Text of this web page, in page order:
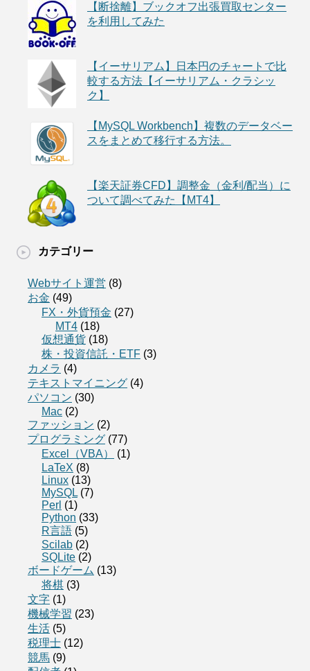
【断捨離】ブックオフ出張買取センター
を利用してみた
【イーサリアム】日本円のチャートで比
較する方法【イーサリアム・クラシッ
ク】
【MySQL Workbench】複数のデータベー
スをまとめて移行する方法。
【楽天証券CFD】調整金（金利/配当）に
ついて調べてみた【MT4】
カテゴリー
Webサイト運営 (8)
お金 (49)
FX・外貨預金 (27)
MT4 (18)
仮想通貨 (18)
株・投資信託・ETF (3)
カメラ (4)
テキストマイニング (4)
パソコン (30)
Mac (2)
ファッション (2)
プログラミング (77)
Excel（VBA）
(1)
LaTeX (8)
Linux (13)
MySQL (7)
Perl (1)
Python (33)
R言語 (5)
Scilab (2)
SQLite (2)
ボードゲーム (13)
将棋 (3)
文字 (1)
機械学習 (23)
生活 (5)
税理士 (12)
競馬 (9)